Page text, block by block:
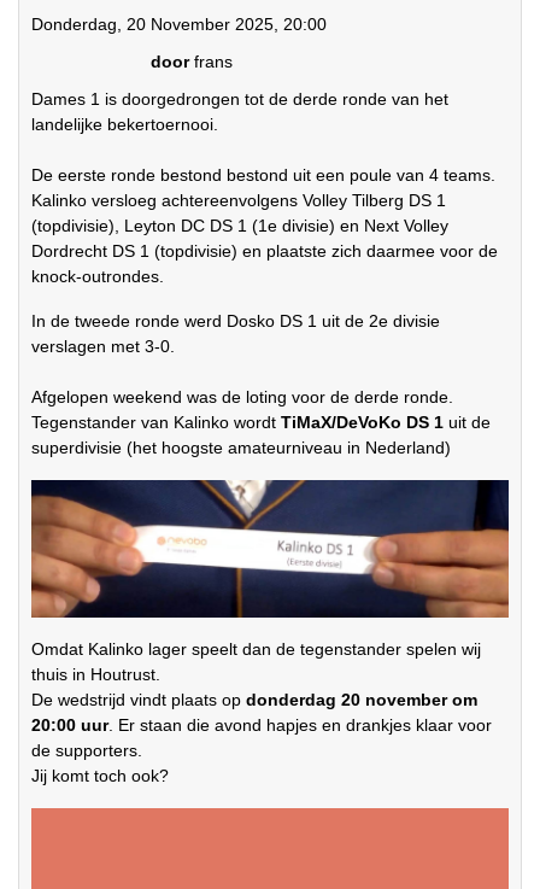
Donderdag, 20 November 2025, 20:00
doorfrans
Dames 1 is doorgedrongen tot de derde ronde van het
landelijke bekertoernooi.
De eerste ronde bestond bestond uit een poule van 4 teams.
Kalinko versloeg achtereenvolgens Volley Tilberg DS 1
(topdivisie), Leyton DC DS 1 (1e divisie) en Next Volley
Dordrecht DS 1 (topdivisie) en plaatste zich daarmee voor de
knock-outrondes.
In de tweede ronde werd Dosko DS 1 uit de 2e divisie
verslagen met 3-0.
Afgelopen weekend was de loting voor de derde ronde.
Tegenstander van Kalinko wordt TiMaX/DeVoKo DS 1 uit de
superdivisie (het hoogste amateurniveau in Nederland)
Omdat Kalinko lager speelt dan de tegenstander spelen wij
thuis in Houtrust.
De wedstrijd vindt plaats op donderdag 20 november om
20:00 uur. Er staan die avond hapjes en drankjes klaar voor
de supporters.
Jij komt toch ook?